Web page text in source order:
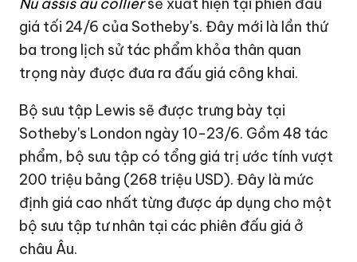
Nu assis au colliersẽ xuất hiện tại phiên đấu
giá tối 24/6 của Sotheby's. Đây mới là lần thứ
ba trong lịch sử tác phẩm khỏa thân quan
trọng này được đưa ra đấu giá công khai.
Bộ sưu tập Lewis sẽ được trưng bày tại
Sotheby's London ngày 10-23/6. Gồm 48 tác
phẩm, bộ sưu tập có tổng giá trị ước tính vượt
200 triệu bảng (268 triệu USD). Đây là mức
định giá cao nhất từng được áp dụng cho một
bộ sưu tập tư nhân tại các phiên đấu giá ở
châu Âu.